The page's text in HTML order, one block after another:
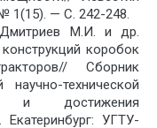
1(15). — С. 242-248.
М.И. и др.
коробок
Сборник
технической
и достижения
Екатеринбург: УГТУ-